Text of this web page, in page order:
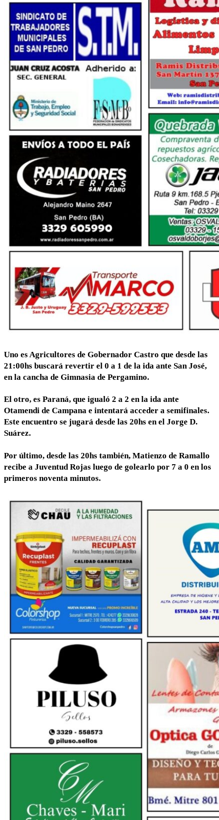
Uno es Agricultores de Gobernador Castro que desde las
21:00hs buscará revertir el 0 a 1 de la ida ante San José,
en la cancha de Gimnasia de Pergamino.
El otro, es Paraná, que igualó 2 a 2 en la ida ante
Otamendi de Campana e intentará acceder a semifinales.
Este encuentro se jugará desde las 20hs en el Jorge D.
Suárez.
Por último, desde las 20hs también, Matienzo de Ramallo
recibe a Juventud Rojas luego de golearlo por 7 a 0 en los
primeros noventa minutos.